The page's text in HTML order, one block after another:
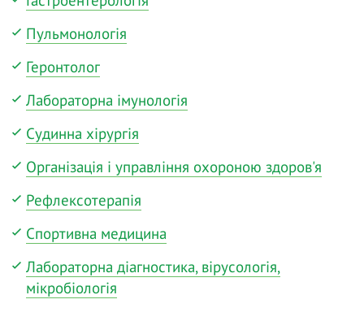
Пульмонологія
Геронтолог
Лабораторна імунологія
Судинна хірургія
Організація і управління охороною здоров'я
Рефлексотерапія
Спортивна медицина
Лабораторна діагностика, вірусологія,
мікробіологія